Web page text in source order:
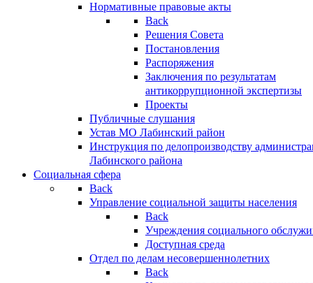
Нормативные правовые акты
Back
Решения Совета
Постановления
Распоряжения
Заключения по результатам
антикоррупционной экспертизы
Проекты
Публичные слушания
Устав МО Лабинский район
Инструкция по делопроизводству
Лабинского района
Социальная сфера
Back
Управление социальной защиты населения
Back
Учреждения социального
Доступная среда
Отдел по делам несовершеннолетних
Back